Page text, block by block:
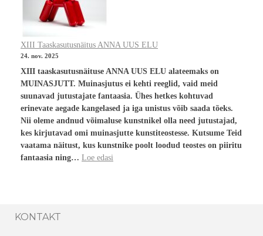
XIII Taaskasutusnäitus ANNA UUS ELU
24. nov. 2025
XIII taaskasutusnäituse ANNA UUS ELU alateemaks on
MUINASJUTT. Muinasjutus ei kehti reeglid, vaid meid
suunavad jutustajate fantaasia. Ühes hetkes kohtuvad
erinevate aegade kangelased ja iga unistus võib saada tõeks.
Nii oleme andnud võimaluse kunstnikel olla need jutustajad,
kes kirjutavad omi muinasjutte kunstiteostesse. Kutsume Teid
vaatama näitust, kus kunstnike poolt loodud teostes on piiritu
fantaasia ning… Loe edasi
KONTAKT